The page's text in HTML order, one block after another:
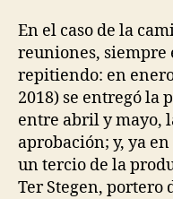
En el caso de la
reuniones, siempre
repitiendo: en
2018) se entregó la
entre abril y mayo,
aprobación; y, ya
un tercio de la
Ter Stegen, portero